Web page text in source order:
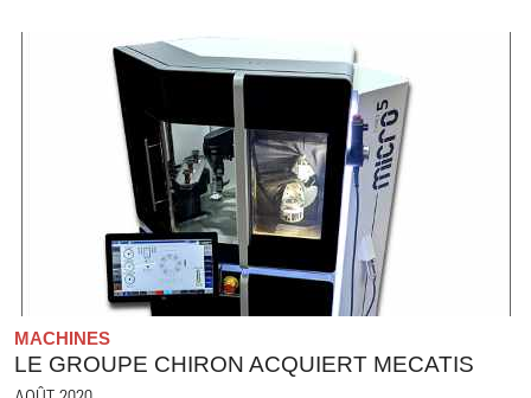
MACHINES
LE GROUPE CHIRON ACQUIERT MECATIS